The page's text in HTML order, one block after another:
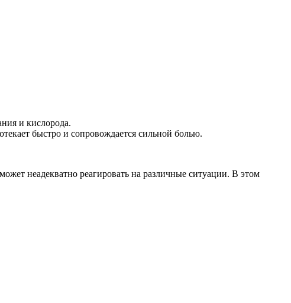
и кислорода.
быстро и сопровождается сильной болью.
неадекватно реагировать на различные ситуации. В этом